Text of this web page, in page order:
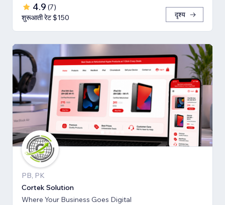
4.9 (7)
शुरूआती रेट $150
दृश्य
PB, PK
Cortek Solution
Where Your Business Goes Digital